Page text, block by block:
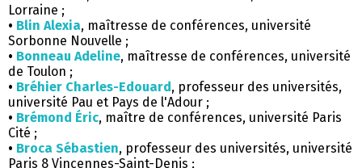
Lorraine ;
• Blin Alexia, maîtresse de conférences, université
Sorbonne Nouvelle ;
• Bonneau Adeline, maîtresse de conférences, université
de Toulon ;
• Bréhier Charles-Edouard, professeur des universités,
université Pau et Pays de l'Adour ;
• Brémond Éric, maître de conférences, université Paris
Cité ;
• Broca Sébastien, professeur des universités, université
Paris 8 Vincennes-Saint-Denis ;